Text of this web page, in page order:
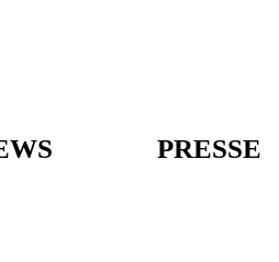
PRESSE